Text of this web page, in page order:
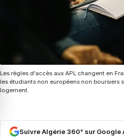
Les règles d'accès aux APL changent en
les étudiants non européens non boursiers
logement.
Suivre Algérie 360° sur Google